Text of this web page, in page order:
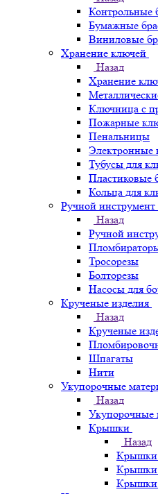
Контрольные
Бумажные
Виниловые
Хранение ключей
Назад
Хранение
Ключница с
Пожарные
Пенальницы
Тубусы для
Пластиковые
Кольца для
Ручной инструмент
Назад
Ручной
Тросорезы
Болторезы
Насосы для
Крученые изделия
Назад
Крученые
Шпагаты
Нити
Укупорочные
Назад
Укупорочные
Крышки
Назад
Крышки
Крышки
Крышки